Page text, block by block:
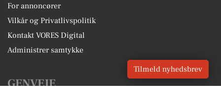
For annoncører
Vilkår og Privatlivspolitik
Kontakt VORES Digital
Administrer samtykke
GENVEJE
Tilmeld nyhedsbrev